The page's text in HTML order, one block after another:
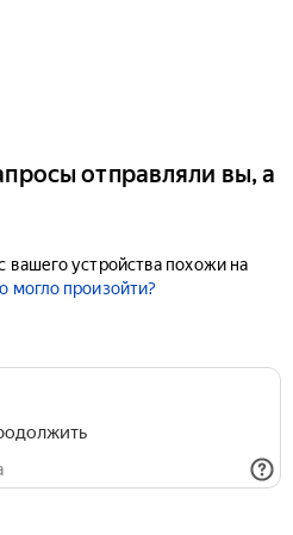
отправляли вы, а
вашего устройства похожи на
могло произойти?